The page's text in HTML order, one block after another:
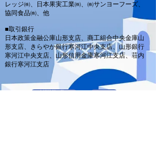
レッジ㈱、日本果実工業㈱、㈱サンヨーフーズ、
協同食品㈱、他
■取引銀行
日本政策金融公庫山形支店、商工組合中央金庫山
形支店、きらやか銀行寒河江中央支店、山形銀行
寒河江中央支店、山形信用金庫寒河江支店、荘内
銀行寒河江支店